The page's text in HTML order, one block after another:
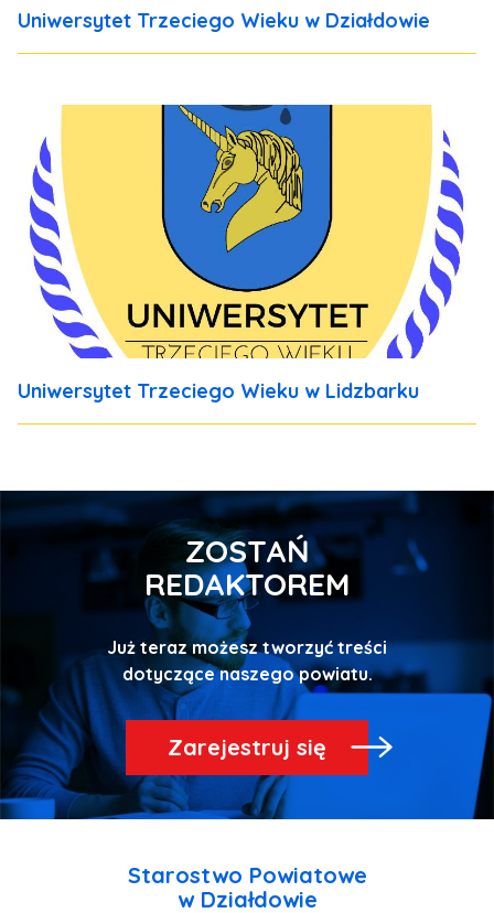
Uniwersytet Trzeciego Wieku w Działdowie
Uniwersytet Trzeciego Wieku w Lidzbarku
ZOSTAŃ
REDAKTOREM
Już teraz możesz tworzyć treści
dotyczące naszego powiatu.
Zarejestruj się
Starostwo Powiatowe